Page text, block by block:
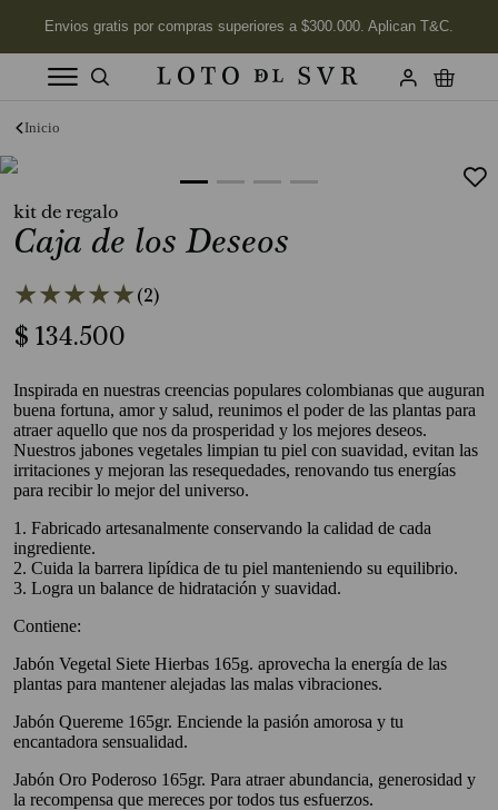
kit de regalo
Caja de los Deseos
★★★★★ (2)
$ 134.500
Inspirada en nuestras creencias populares colombianas que auguran
buena fortuna, amor y salud, reunimos el poder de las plantas para
atraer aquello que nos da prosperidad y los mejores deseos.
Nuestros jabones vegetales limpian tu piel con suavidad, evitan las
irritaciones y mejoran las resequedades, renovando tus energías
para recibir lo mejor del universo.
1. Fabricado artesanalmente conservando la calidad de cada
ingrediente.
2. Cuida la barrera lipídica de tu piel manteniendo su equilibrio.
3. Logra un balance de hidratación y suavidad.
Contiene:
Jabón Vegetal Siete Hierbas 165g. aprovecha la energía de las
plantas para mantener alejadas las malas vibraciones.
Jabón Quereme 165gr. Enciende la pasión amorosa y tu
encantadora sensualidad.
Jabón Oro Poderoso 165gr. Para atraer abundancia, generosidad y
la recompensa que mereces por todos tus esfuerzos.
Términos más buscados
2. Labios
3. Jabon
4. Velas
5 Aceite
7. Jabón Cuerpo
8. Desodorante
9. Tonka
10. Mimosa